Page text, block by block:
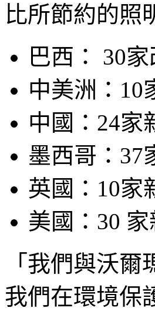
比所節約的照
巴西： 30
中美洲：10
中國：24家
墨西哥：37
英國：10家
美國：30
「我們與沃
我們在環境保